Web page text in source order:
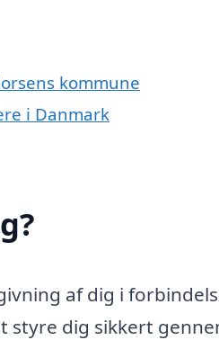
kommune
i Danmark
af dig i
dig sikkert